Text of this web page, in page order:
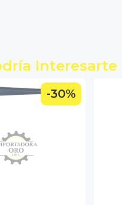
Interesarte
-30%